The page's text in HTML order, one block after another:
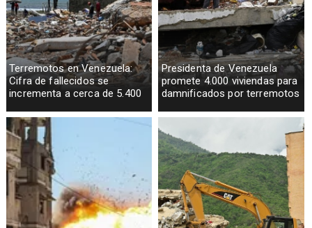
Terremotos en Venezuela:
Cifra de fallecidos se
incrementa a cerca de 5.400
Presidenta de Venezuela
promete 4.000 viviendas para
damnificados por terremotos